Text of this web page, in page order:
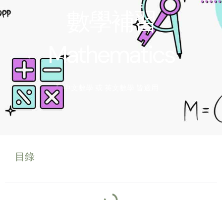
數學補習
Mathematics
中文數學 或 英文數學 皆適用
目錄